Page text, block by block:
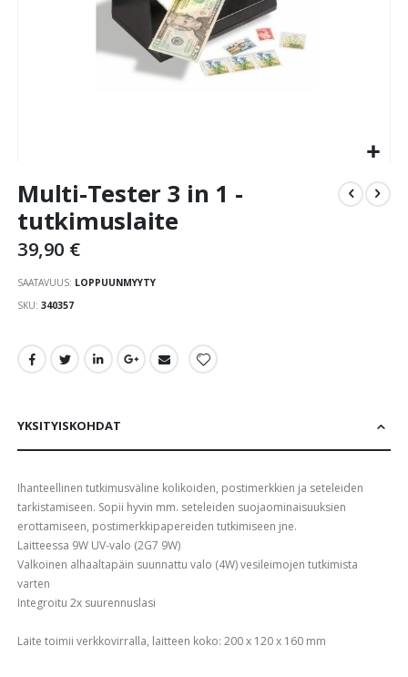
to
beginning
of
images
gallery
Multi-Tester 3 in 1 -
tutkimuslaite
39,90 €
SAATAVUUS: LOPPUUNMYYTY
SKU 340357
YKSITYISKOHDAT
Ihanteellinen tutkimusväline kolikoiden, postimerkkien ja seteleiden
tarkistamiseen. Sopii hyvin mm. seteleiden suojaominaisuuksien
erottamiseen, postimerkkipapereiden tutkimiseen jne.
Laitteessa 9W UV-valo (2G7 9W)
Valkoinen alhaaltapäin suunnattu valo (4W) vesileimojen tutkimista
varten
Integroitu 2x suurennuslasi
Laite toimii verkkovirralla, laitteen koko: 200 x 120 x 160 mm